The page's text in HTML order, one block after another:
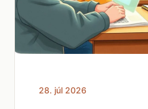
28. júl 2026